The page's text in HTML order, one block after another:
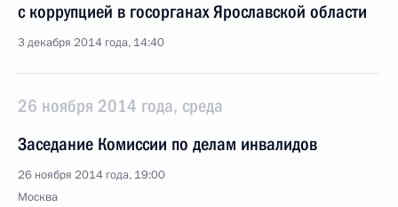
с коррупцией в госорганах Ярославской области
3 декабря 2014 года, 14:40
26 ноября 2014 года, среда
Заседание Комиссии по делам инвалидов
26 ноября 2014 года, 19:00
Москва